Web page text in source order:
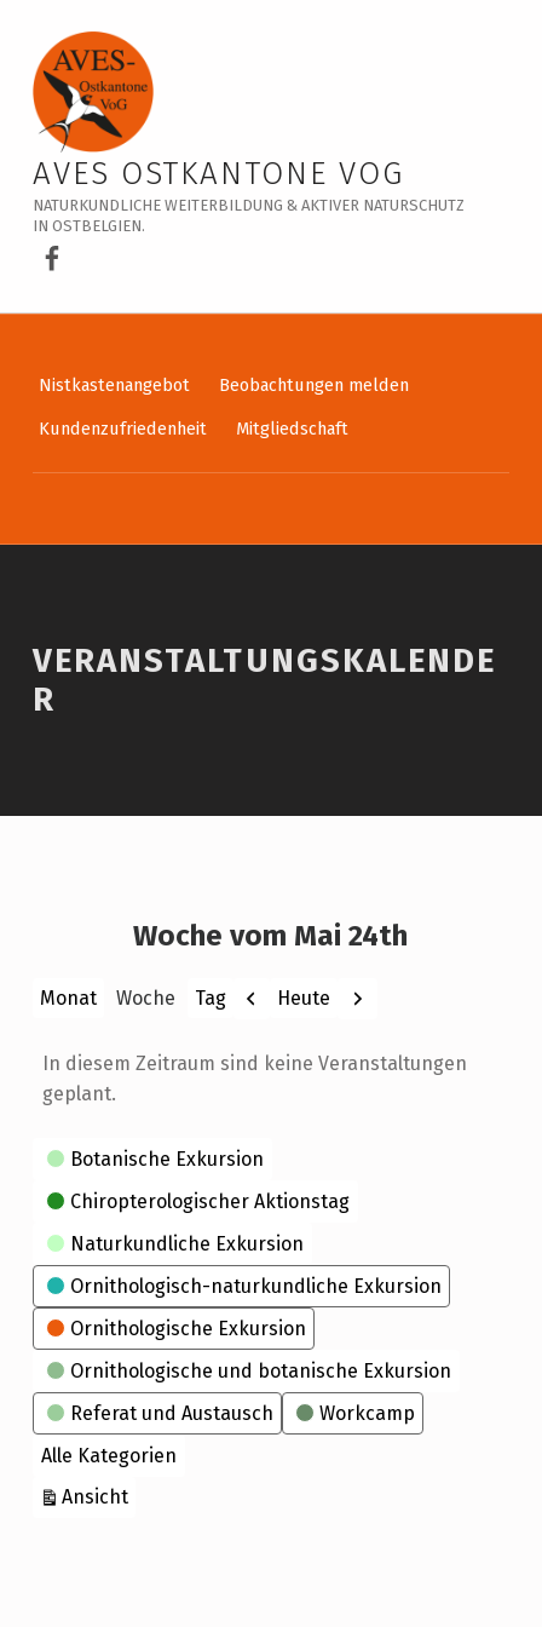
Veranstaltungskalender – AVES Ostkantone VoG
AVES OSTKANTONE VOG
NATURKUNDLICHE WEITERBILDUNG & AKTIVER NATURSCHUTZ
IN OSTBELGIEN.
AVES Ostkantone bei Facebook
Nistkastenangebot
Beobachtungen melden
Kundenzufriedenheit
Mitgliedschaft
VERANSTALTUNGSKALENDE
R
Woche vom Mai 24th
Monat Woche Tag Zurück
Heute Weiter
In diesem Zeitraum sind keine Veranstaltungen
geplant.
Kategorien
Botanische Exkursion
Chiropterologischer Aktionstag
Naturkundliche Exkursion
Ornithologisch-naturkundliche Exkursion
Ornithologische Exkursion
Ornithologische und botanische Exkursion
Referat und Austausch
Workcamp
Alle Kategorien
Ansichtausdrucken